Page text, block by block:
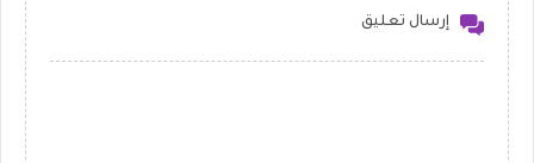
إرسال تعليق